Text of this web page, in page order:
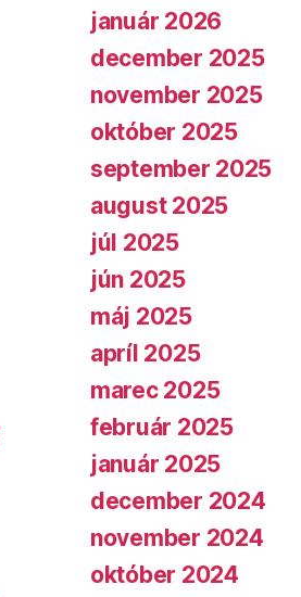
január 2026
december 2025
november 2025
október 2025
september 2025
august 2025
júl 2025
jún 2025
máj 2025
apríl 2025
marec 2025
február 2025
január 2025
december 2024
november 2024
október 2024